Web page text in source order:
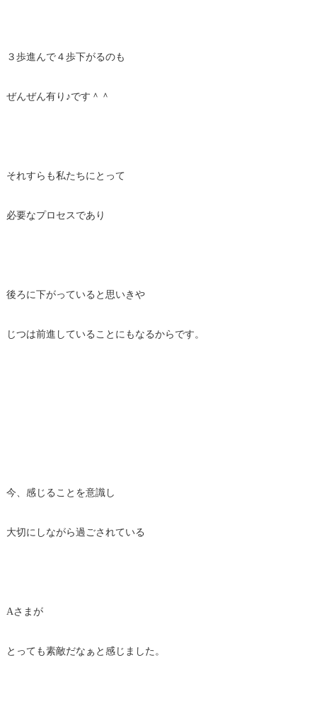
３歩進んで４歩下がるのも
ぜんぜん有り♪です＾＾
それすらも私たちにとって
必要なプロセスであり
後ろに下がっていると思いきや
じつは前進していることにもなるからです。
今、感じることを意識し
大切にしながら過ごされている
Aさまが
とっても素敵だなぁと感じました。